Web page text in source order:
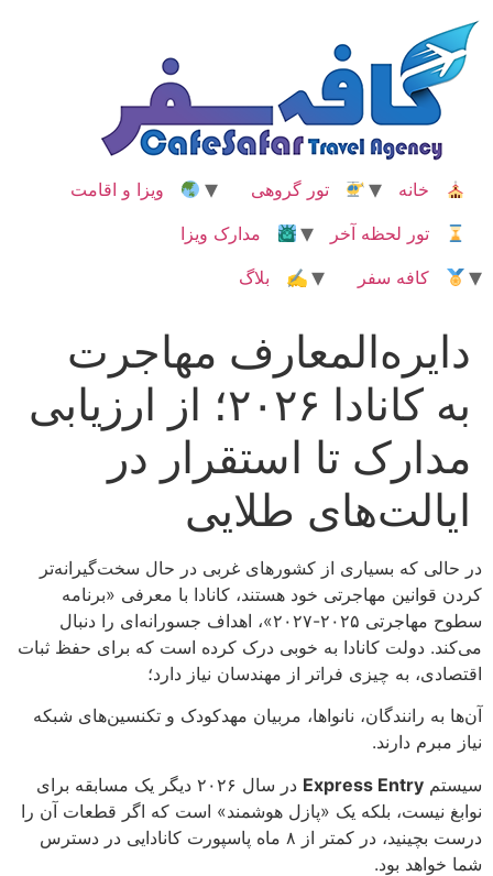
محتوا
خانه تور گروهی
ویزا و اقامت
تور لحظه آخر
مدارک ویزا
کافه سفر
✍ بلاگ
دایره‌المعارف مهاجرت
به کانادا ۲۰۲۶؛ از ارزیابی
مدارک تا استقرار در
ایالت‌های طلایی
در حالی که بسیاری از کشورهای غربی در حال سخت‌گیرانه‌تر
کردن قوانین مهاجرتی خود هستند، کانادا با معرفی «برنامه
سطوح مهاجرتی ۲۰۲۵-۲۰۲۷»، اهداف جسورانه‌ای را دنبال
می‌کند. دولت کانادا به خوبی درک کرده است که برای حفظ ثبات
اقتصادی، به چیزی فراتر از مهندسان نیاز دارد؛
آن‌ها به رانندگان، نانواها، مربیان مهدکودک و تکنسین‌های شبکه
نیاز مبرم دارند.
سیستم Express Entry
در سال ۲۰۲۶ دیگر یک مسابقه برای
نوابغ نیست، بلکه یک «پازل هوشمند» است که اگر قطعات آن را
درست بچینید، در کمتر از ۸ ماه پاسپورت کانادایی در دسترس
شما خواهد بود.